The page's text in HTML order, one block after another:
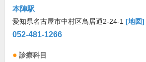
本陣駅
愛知県名古屋市中村区鳥居通2-24-1 [地図]
052-481-1266
診療科目